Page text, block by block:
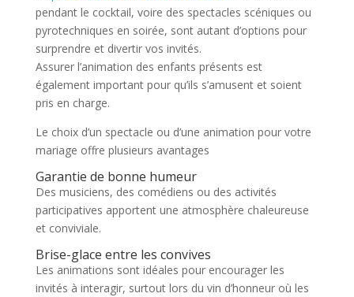
pendant le cocktail, voire des spectacles scéniques ou
pyrotechniques en soirée, sont autant d’options pour
surprendre et divertir vos invités.
Assurer l’animation des enfants présents est
également important pour qu’ils s’amusent et soient
pris en charge.
Le choix d’un spectacle ou d’une animation pour votre
mariage offre plusieurs avantages
Garantie de bonne humeur
Des musiciens, des comédiens ou des activités
participatives apportent une atmosphère chaleureuse
et conviviale.
Brise-glace entre les convives
Les animations sont idéales pour encourager les
invités à interagir, surtout lors du vin d’honneur où les